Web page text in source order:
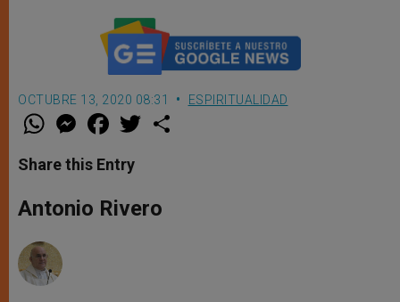
OCTUBRE 13, 2020 08:31 ESPIRITUALIDAD
W
t
s
p
p
M
e
s
e
g
e
F
a
e
b
o
k
w
r
Share this Entry
Antonio Rivero